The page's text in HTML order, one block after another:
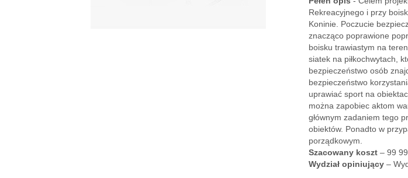
Rekreacyjnego i przy
Koninie. Poczucie
znacząco poprawione
boisku trawiastym na
siatek na piłkochwytach,
bezpieczeństwo osób
bezpieczeństwo
uprawiać sport na
można zapobiec aktom
głównym zadaniem tego
obiektów. Ponadto w
porządkowym.
Szacowany koszt– 99
Wydział opiniujący–